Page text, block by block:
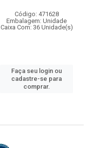
Código: 471628
Embalagem: Unidade
Caixa Com: 36 Unidade(s)
Faça seu login ou
cadastre-se para
comprar.